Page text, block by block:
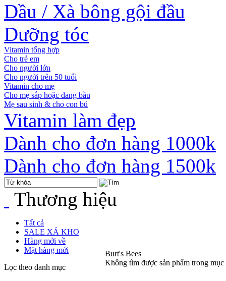
Dầu / Xà bông gội đầu
Dưỡng tóc
Vitamin tổng hợp
Cho trẻ em
Cho người lớn
Cho người trên 50 tuổi
Vitamin cho mẹ
Cho mẹ sắp hoặc đang bầu
Mẹ sau sinh & cho con bú
Vitamin làm đẹp
Dành cho đơn hàng 1000k
Dành cho đơn hàng 1500k
Thương hiệu
Tất cả
SALE XẢ KHO
Hàng mới về
Mặt hàng mới
Lọc theo danh mục
Burt's Bees
Không tìm được sản phẩm trong mục